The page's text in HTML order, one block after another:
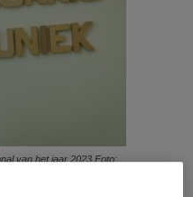
van het jaar 2023 Foto: